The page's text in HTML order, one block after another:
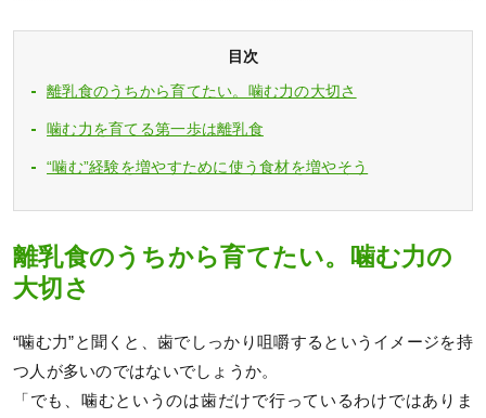
目次
離乳食のうちから育てたい。噛む力の大切さ
噛む力を育てる第一歩は離乳食
“噛む”経験を増やすために使う食材を増やそう
離乳食のうちから育てたい。噛む力の
大切さ
“噛む力”と聞くと、歯でしっかり咀嚼するというイメージを持
つ人が多いのではないでしょうか。
「でも、噛むというのは歯だけで行っているわけではありま